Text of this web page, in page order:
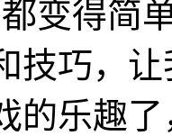
变得简
技巧，
的乐趣